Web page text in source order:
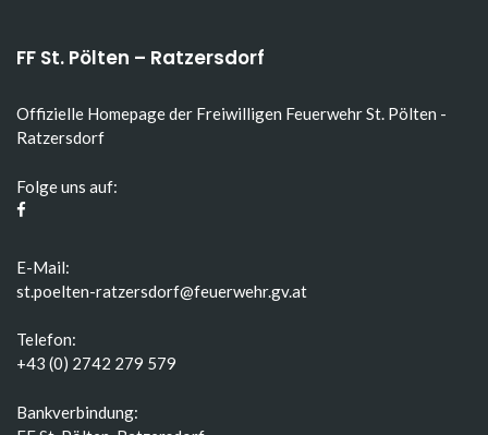
FF St. Pölten – Ratzersdorf
Offizielle Homepage der Freiwilligen Feuerwehr St. Pölten -
Ratzersdorf
Folge uns auf:
E-Mail:
st.poelten-ratzersdorf@feuerwehr.gv.at
Telefon:
+43 (0) 2742 279 579
Bankverbindung: